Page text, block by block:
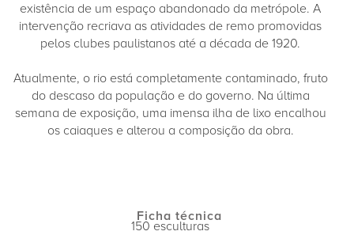
existência de um espaço abandonado da metrópole. A
intervenção recriava as atividades de remo promovidas
pelos clubes paulistanos até a década de 1920.
Atualmente, o rio está completamente contaminado, fruto
do descaso da população e do governo. Na última
semana de exposição, uma imensa ilha de lixo encalhou
os caiaques e alterou a composição da obra.
Ficha técnica
150 esculturas